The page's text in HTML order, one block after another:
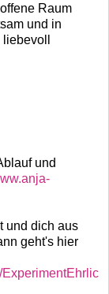
Raum
und in
und
und dich aus
geht's hier